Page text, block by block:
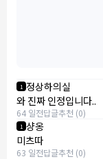
1 정상하의실
와 진짜 인정입니다..
64 일전답글추천 (0)
1 샹옹
미츠따
63 일전답글추천 (0)